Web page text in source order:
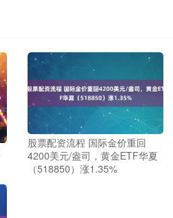
股票配资流程 国际金价重回
4200美元/盎司，黄金ETF华夏
（518850）涨1.35%